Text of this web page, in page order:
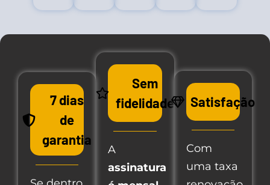
7 dias
de
garantia
Sem
fidelidade
A
assinatura
Satisfação
Com
uma taxa